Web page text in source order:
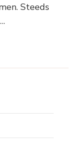
Steeds